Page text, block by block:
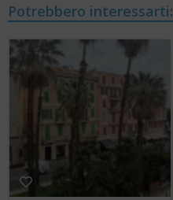
Potrebbero interessarti: